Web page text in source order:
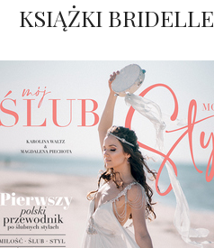
KSIĄŻKI BRIDELLE